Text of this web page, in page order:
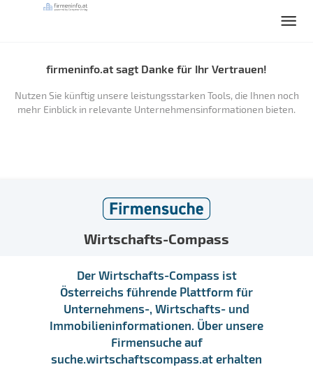
firmeninfo.at sagt Danke für Ihr Vertrauen!
Nutzen Sie künftig unsere leistungsstarken Tools, die Ihnen noch
mehr Einblick in relevante Unternehmensinformationen bieten.
Wirtschafts-Compass
Der Wirtschafts-Compass ist
Österreichs führende Plattform für
Unternehmens-, Wirtschafts- und
Immobilieninformationen. Über unsere
Firmensuche auf
suche.wirtschaftscompass.at erhalten